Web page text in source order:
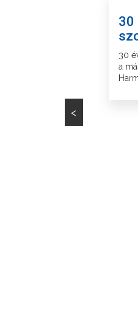
30
30
a
<